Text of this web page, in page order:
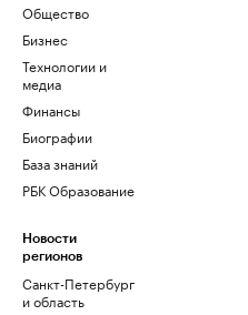
Общество
Бизнес
Технологии и
медиа
Финансы
Биографии
База знаний
РБК Образование
Новости
регионов
Санкт-Петербург
и область